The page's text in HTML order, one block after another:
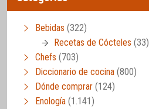
Bebidas (322)
Recetas de Cócteles (33)
Chefs (703)
Diccionario de cocina (800)
Dónde comprar (124)
Enología (1.141)